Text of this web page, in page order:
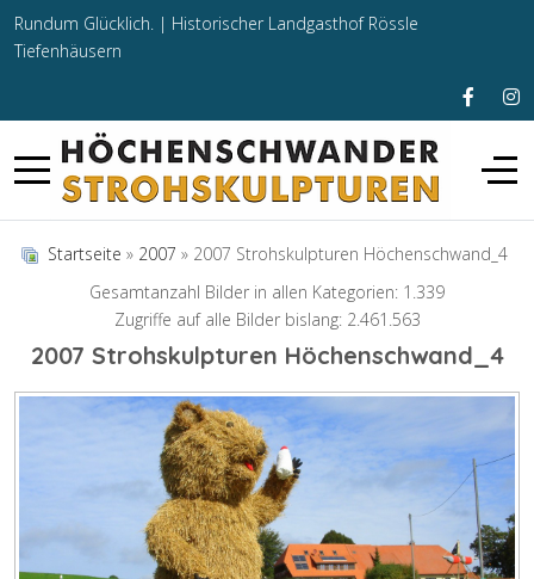
Rundum Glücklich. | Historischer Landgasthof Rössle
Tiefenhäusern
Startseite » 2007 » 2007 Strohskulpturen Höchenschwand_4
Gesamtanzahl Bilder in allen Kategorien: 1.339
Zugriffe auf alle Bilder bislang: 2.461.563
2007 Strohskulpturen Höchenschwand_4